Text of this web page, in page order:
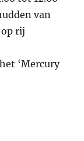
van
op rij
‘Mercury